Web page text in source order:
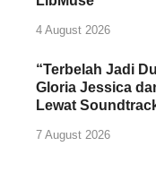
4 August 2026
“Terbelah Jadi
Gloria Jessica
Lewat
7 August 2026